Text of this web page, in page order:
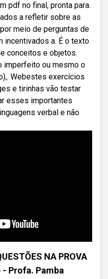
pdf no final, pronta para.
a refletir sobre as
meio de perguntas de
incentivados a. É o texto
conceitos e objetos.
imperfeito ou mesmo o
Webestes exercícios
e tirinhas vão testar
esses importantes
verbal e não
NA PROVA
- Profa. Pamba